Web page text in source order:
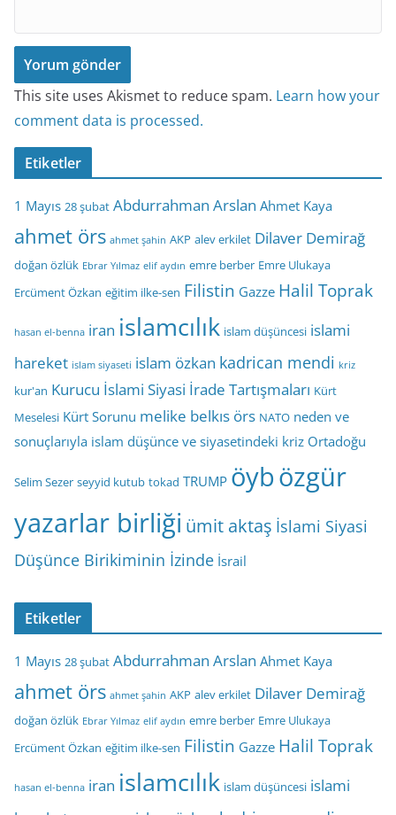
This site uses Akismet to reduce spam. Learn how your
comment data is processed.
Etiketler
1 Mayıs 28 şubat Abdurrahman Arslan Ahmet Kaya
ahmet örs ahmet şahin AKP alev erkilet Dilaver Demirağ
doğan özlük Ebrar Yılmaz elif aydın emre berber Emre Ulukaya
Ercüment Özkan eğitim ilke-sen Filistin Gazze Halil Toprak
hasan el-benna iran islamcılık islam düşüncesi islami
hareket islam siyaseti islam özkan kadrican mendi kriz
kur'an Kurucu İslami Siyasi İrade Tartışmaları Kürt
Meselesi Kürt Sorunu melike belkıs örs NATO neden ve
sonuçlarıyla islam düşünce ve siyasetindeki kriz Ortadoğu
Selim Sezer seyyid kutub tokad TRUMP öybözgür
yazarlar birliği ümit aktaş İslami Siyasi
Düşünce Birikiminin İzinde İsrail
Etiketler
1 Mayıs 28 şubat Abdurrahman Arslan Ahmet Kaya
ahmet örs ahmet şahin AKP alev erkilet Dilaver Demirağ
doğan özlük Ebrar Yılmaz elif aydın emre berber Emre Ulukaya
Ercüment Özkan eğitim ilke-sen Filistin Gazze Halil Toprak
hasan el-benna iran islamcılık islam düşüncesi islami